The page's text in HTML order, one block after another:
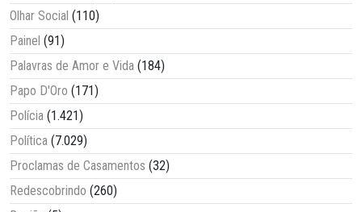
Olhar Social (110)
Painel (91)
Palavras de Amor e Vida (184)
Papo D'Oro (171)
Polícia (1.421)
Política (7.029)
Proclamas de Casamentos (32)
Redescobrindo (260)